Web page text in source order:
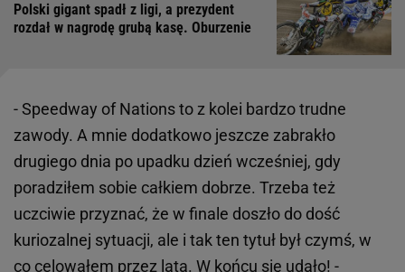
Polski gigant spadł z ligi, a prezydent
rozdał w nagrodę grubą kasę. Oburzenie
- Speedway of Nations to z kolei bardzo trudne
zawody. A mnie dodatkowo jeszcze zabrakło
drugiego dnia po upadku dzień wcześniej, gdy
poradziłem sobie całkiem dobrze. Trzeba też
uczciwie przyznać, że w finale doszło do dość
kuriozalnej sytuacji, ale i tak ten tytuł był czymś, w
co celowałem przez lata. W końcu się udało! -